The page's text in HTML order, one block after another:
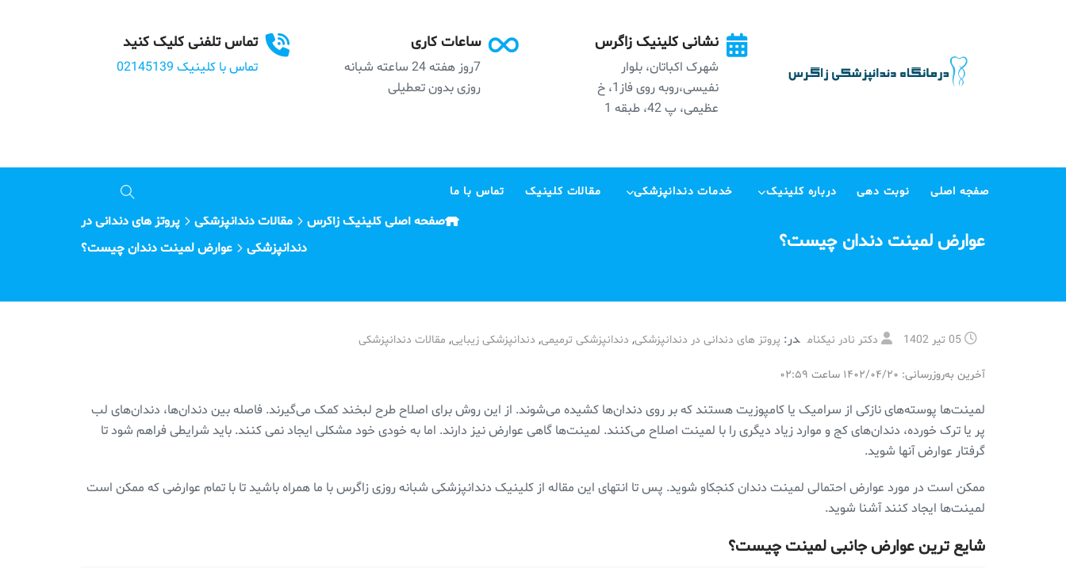
تماس تلفنی کلیک کنید
تماس با کلینیک 02145139
ساعات کاری
7روز هفته 24 ساعته شبانه
روزی بدون تعطیلی
نشانی کلینیک زاگرس
شهرک اکباتان، بلوار
نفیسی،روبه روی فاز1، خ
عظیمی، پ 42، طبقه 1
صفجه اصلی نوبت دهی درباره کلینیک خدمات دندانپزشکی مقالات کلینیک تماس با ما
عوارض لمینت دندان چیست؟
صفحه اصلی کلینیک زاگرس مقالات دندانپزشکی
پروتز های دندانی در
دندانپزشکی
عوارض لمینت دندان چیست؟
05 تیر 1402 دکتر نادر نیکنام در: پروتز های دندانی در دندانپزشکی, دندانپزشکی ترمیمی, دندانپزشکی زیبایی, مقالات دندانپزشکی
آخرین به‌روزرسانی: ۱۴۰۲/۰۴/۲۰ ساعت ۰۲:۵۹
لمینت‌ها پوسته‌های نازکی از سرامیک یا کامپوزیت هستند که بر روی دندان‌ها کشیده می‌شوند. از این روش برای اصلاح طرح لبخند کمک می‌گیرند. فاصله بین دندان‌ها، دندان‌های لب
پر یا ترک خورده، دندان‌های کج و موارد زیاد دیگری را با لمینت اصلاح می‌کنند. لمینت‌ها گاهی عوارض نیز دارند. اما به خودی خود مشکلی ایجاد نمی کنند. باید شرایطی فراهم شود تا
گرفتار عوارض آنها شوید.
ممکن است در مورد عوارض احتمالی لمینت دندان کنجکاو شوید. پس تا انتهای این مقاله از کلینیک دندانپزشکی شبانه روزی زاگرس با ما همراه باشید تا با تمام عوارضی که ممکن است
لمینت‌ها ایجاد کنند آشنا شوید.
شایع ترین عوارض جانبی لمینت چیست؟